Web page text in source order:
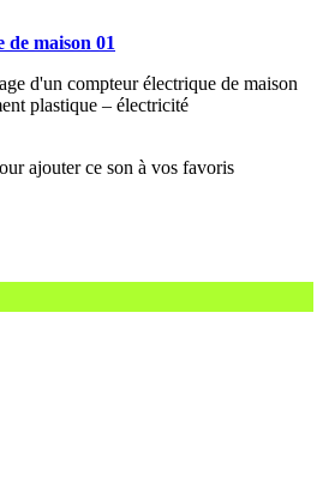
de maison 01
d'un compteur électrique de maison
plastique – électricité